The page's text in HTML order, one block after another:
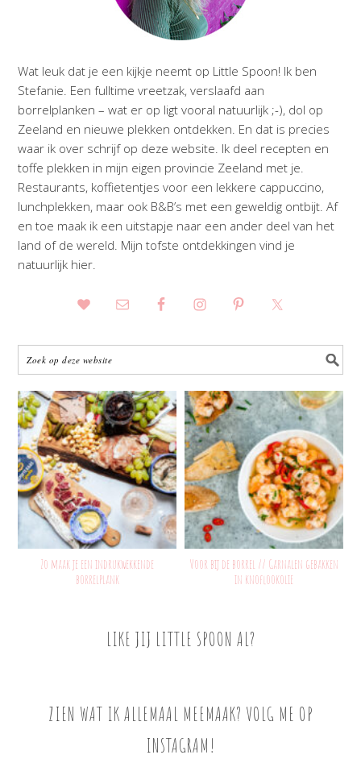
Wat leuk dat je een kijkje neemt op Little Spoon! Ik ben
Stefanie. Een fulltime vreetzak, verslaafd aan
borrelplanken – wat er op ligt vooral natuurlijk ;-), dol op
Zeeland en nieuwe plekken ontdekken. En dat is precies
waar ik over schrijf op deze website. Ik deel recepten en
toffe plekken in mijn eigen provincie Zeeland met je.
Restaurants, koffietentjes voor een lekkere cappuccino,
lunchplekken, maar ook B&B’s met een geweldig ontbijt. Af
en toe maak ik een uitstapje naar een ander deel van het
land of de wereld. Mijn tofste ontdekkingen vind je
natuurlijk hier.
Zo maak je een indrukwekkende
borrelplank
Voor bij de borrel // Garnalen gebakken
in knoflookolie
LIKE JIJ LITTLE SPOON AL?
ZIEN WAT IK ALLEMAAL MEEMAAK? VOLG ME OP
INSTAGRAM!